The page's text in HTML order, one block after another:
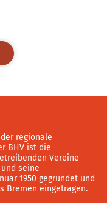
regionale
BHV ist die
Vereine
seine
1950 gegründet und
Bremen eingetragen.